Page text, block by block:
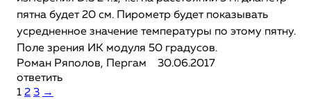
пятна будет 20 см. Пирометр будет показывать
усредненное значение температуры по этому пятну.
Поле зрения ИК модуля 50 градусов.
Роман Ряполов, Пергам 30.06.2017
ответить
1 2 3 →